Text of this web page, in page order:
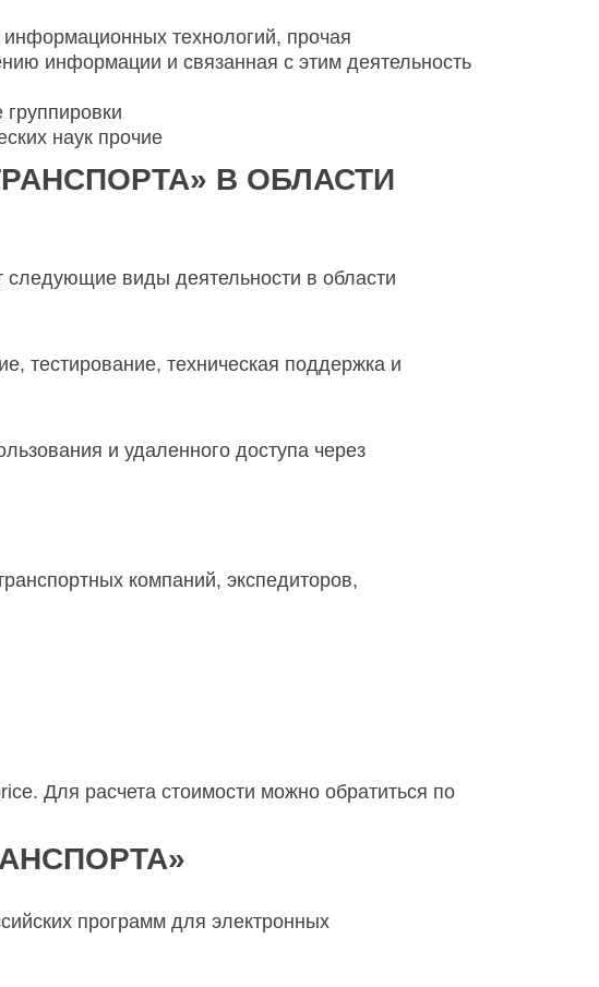
технологий, прочая
информации и связанная с этим деятельность
наук прочие
В ОБЛАСТИ
виды деятельности в области
тестирование, техническая поддержка и
и удаленного доступа через
компаний, экспедиторов,
. Для расчета стоимости можно обратиться по
программ для электронных